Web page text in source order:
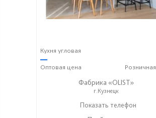
Кухня угловая
—
Оптовая цена Розничная
Фабрика «OLIST»
г.Кузнецк
+7 937 412 77 79
Показать телефон